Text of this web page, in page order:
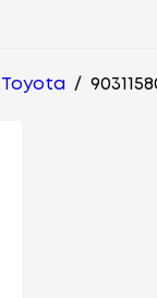
Toyota /